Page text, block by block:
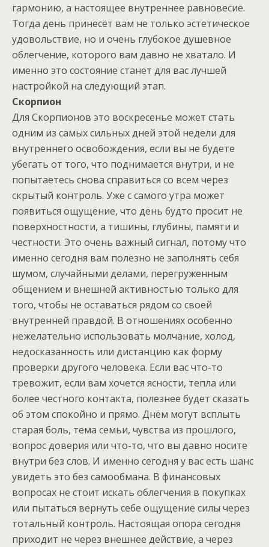
гармонию, а настоящее внутреннее равновесие.
Тогда день принесёт вам не только эстетическое
удовольствие, но и очень глубокое душевное
облегчение, которого вам давно не хватало. И
именно это состояние станет для вас лучшей
настройкой на следующий этап.
Скорпион
Для Скорпионов это воскресенье может стать
одним из самых сильных дней этой недели для
внутреннего освобождения, если вы не будете
убегать от того, что поднимается внутри, и не
попытаетесь снова справиться со всем через
скрытый контроль. Уже с самого утра может
появиться ощущение, что день будто просит не
поверхностности, а тишины, глубины, памяти и
честности. Это очень важный сигнал, потому что
именно сегодня вам полезно не заполнять себя
шумом, случайными делами, перегруженным
общением и внешней активностью только для
того, чтобы не оставаться рядом со своей
внутренней правдой. В отношениях особенно
нежелательно использовать молчание, холод,
недосказанность или дистанцию как форму
проверки другого человека. Если вас что-то
тревожит, если вам хочется ясности, тепла или
более честного контакта, полезнее будет сказать
об этом спокойно и прямо. Днём могут всплыть
старая боль, тема семьи, чувства из прошлого,
вопрос доверия или что-то, что вы давно носите
внутри без слов. И именно сегодня у вас есть шанс
увидеть это без самообмана. В финансовых
вопросах не стоит искать облегчения в покупках
или пытаться вернуть себе ощущение силы через
тотальный контроль. Настоящая опора сегодня
приходит не через внешнее действие, а через